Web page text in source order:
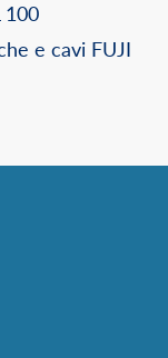
100
e cavi FUJI